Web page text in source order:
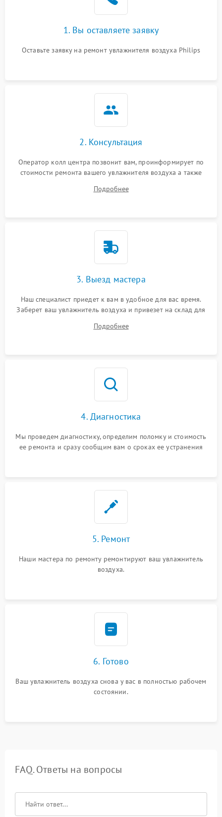
1. Вы оставляете заявку
Оставьте заявку на ремонт увлажнителя воздуха Philips
2. Консультация
Оператор колл центра позвонит вам, проинформирует по
стоимости ремонта вашего увлажнителя воздуха а также
Подробнее
3. Выезд мастера
Наш специалист приедет к вам в удобное для вас время.
Заберет ваш увлажнитель воздуха и привезет на склад для
Подробнее
4. Диагностика
Мы проведем диагностику, определим поломку и стоимость
ее ремонта и сразу сообщим вам о сроках ее устранения
5. Ремонт
Наши мастера по ремонту ремонтируют ваш увлажнитель
воздуха.
6. Готово
Ваш увлажнитель воздуха снова у вас в полностью рабочем
состоянии.
FAQ. Ответы на вопросы